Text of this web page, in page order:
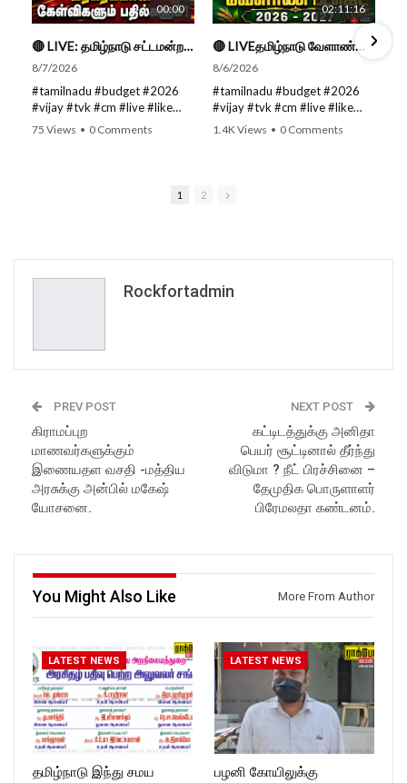
00:00
🔴 LIVE: தமிழ்நாடு சட்டமன்றப் பேரவை கூட்டத்தொடர் - நிதிநிலை அறிக்கை மீது விவாதம் #live #budget #video
8/7/2026
#tamilnadu #budget #2026
#vijay #tvk #cm #live #like
#viral #nowtrending #video
ROCKFORT TIMES for NEW
the Subscribe button! Stay
Website :
Subscribe:
https://www.youtube.com/@r
ockforttimes
Like us on:
https://www.facebook.com/R
ockforttimes
Follow us on:
https://twitter.com/ROCKFOR
T_TIMES
75 Views • 0 Comments
02:11:16
🔴 LIVEதமிழ்நாடு வேளாண்மை நிதிநிலை அறிக்கை - 2026-27 |TN Agriculture Budget #live #budget #video #cm
8/6/2026
#tamilnadu #budget #2026
#vijay #tvk #cm #live #like
#viral #nowtrending #video
the Subscribe button! Stay
Subscribe:
https://www.youtube.com/@r
ockforttimes
Like us on:
https://www.facebook.com/R
ockforttimes
https://twitter.com/ROCKFOR
T_TIMES
1.4K Views • 0 Comments
1 2
Rockfortadmin
PREV POST
கிராமப்புற
மாணவர்களுக்கும்
இணையதள வசதி -மத்திய
அரசுக்கு அன்பில் மகேஷ்
யோசனை.
NEXT POST
கட்டிடத்துக்கு அனிதா
பெயர் சூட்டினால் தீர்ந்து
விடுமா ? நீட் பிரச்சினை –
தேமுதிக பொருளாளர்
பிரேமலதா கண்டனம்.
You Might Also Like More From Author
LATEST NEWS
தமிழ்நாடு இந்து சமய
LATEST NEWS
பழனி கோயிலுக்கு